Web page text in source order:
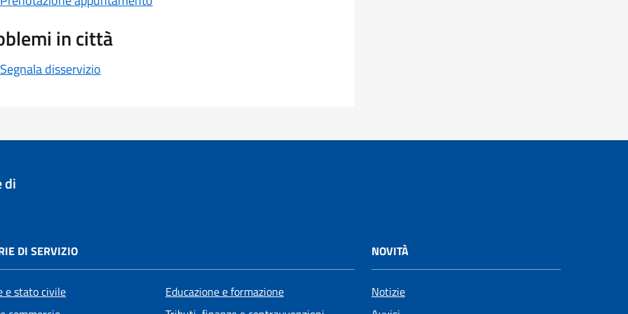
in città
Segnala disservizio
di
DI SERVIZIO
e stato civile
Educazione e formazione
NOVITÀ
Notizie